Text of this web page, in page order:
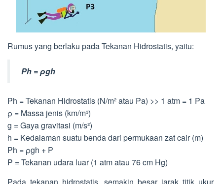
Rumus yang berlaku pada Tekanan Hidrostatis, yaitu:
Ph = ρgh
Ph = Tekanan Hidrostatis (N/m² atau Pa) >> 1 atm = 1 Pa
ρ = Massa jenis (km/m³)
g = Gaya gravitasi (m/s²)
h = Kedalaman suatu benda dari permukaan zat cair (m)
Ph = ρgh + P
P = Tekanan udara luar (1 atm atau 76 cm Hg)
Pada tekanan hidrostatis, semakin besar jarak titik ukur